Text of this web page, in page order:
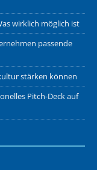
wirklich möglich ist
passende
stärken können
Pitch-Deck auf